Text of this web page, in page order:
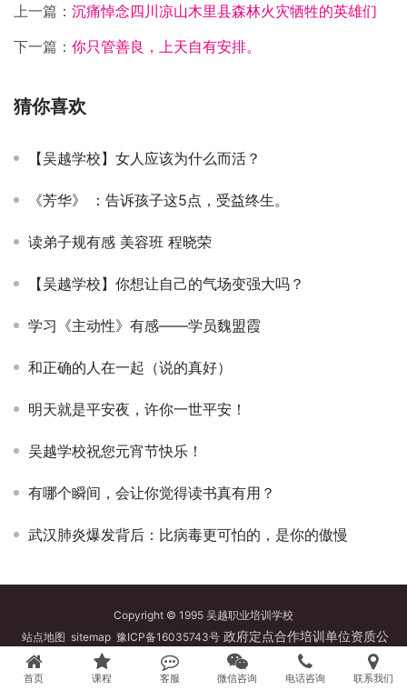
上一篇： 沉痛悼念四川凉山木里县森林火灾牺牲的英雄们
下一篇： 你只管善良，上天自有安排。
猜你喜欢
【吴越学校】女人应该为什么而活？
《芳华》 ：告诉孩子这5点，受益终生。
读弟子规有感 美容班 程晓荣
【吴越学校】你想让自己的气场变强大吗？
学习《主动性》有感——学员魏盟霞
和正确的人在一起（说的真好）
明天就是平安夜，许你一世平安！
吴越学校祝您元宵节快乐！
有哪个瞬间，会让你觉得读书真有用？
武汉肺炎爆发背后：比病毒更可怕的，是你的傲慢
Copyright © 1995 吴越职业培训学校
站点地图 sitemap 豫ICP备16035743号政府定点合作培训单位资质公
吴越学校抖音账号| 吴越学校快手账号 吴越学校今日头条账号|
吴越学校百家
首页 课程 客服 微信咨询 电话咨询 联系我们